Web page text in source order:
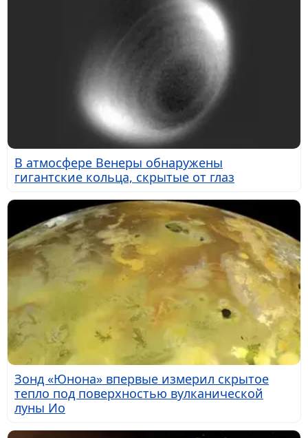
В атмосфере Венеры обнаружены
гигантские кольца, скрытые от глаз
Зонд «Юнона» впервые измерил скрытое
тепло под поверхностью вулканической
луны Ио